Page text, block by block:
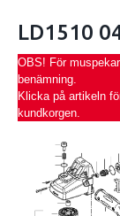
LD1510
OBS! För
benämning.
Klicka på artikeln
kundkorgen.